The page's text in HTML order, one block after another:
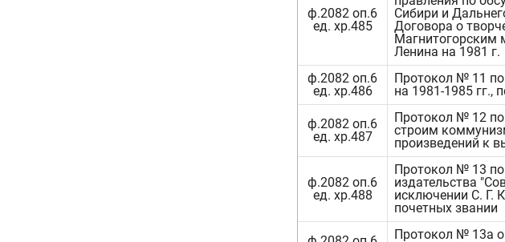
ф.2082 оп.6
ед. хр.485
Сибири и
Договора о
Магнитогорским
Ленина на 1981 г.
ф.2082 оп.6
ед. хр.486
Протокол № 11
на 1981-1985 гг.,
ф.2082 оп.6
ед. хр.487
Протокол № 12
строим
произведений к
ф.2082 оп.6
ед. хр.488
Протокол № 13
издательства
исключении С. Г.
почетных звании
Протокол № 13а о